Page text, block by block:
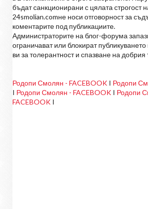
бъдат санкционирани с цялата строгост
24smolian.comне носи отговорност за
коментарите под публикациите.
Администраторите на блог-форума
ограничават или блокират
ви за толерантност и спазване на добрия
Родопи Смолян - FACEBOOK I Родопи
I Родопи Смолян - FACEBOOK I Родопи
FACEBOOK I